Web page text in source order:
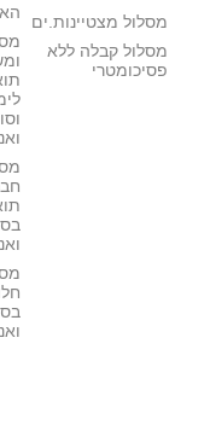
מסלול מצטיינות.ים
מסלול קבלה ללא
פסיכומטרי